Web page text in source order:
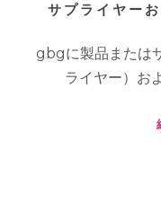
サプライヤー
gbgに製品または
ライヤー）お